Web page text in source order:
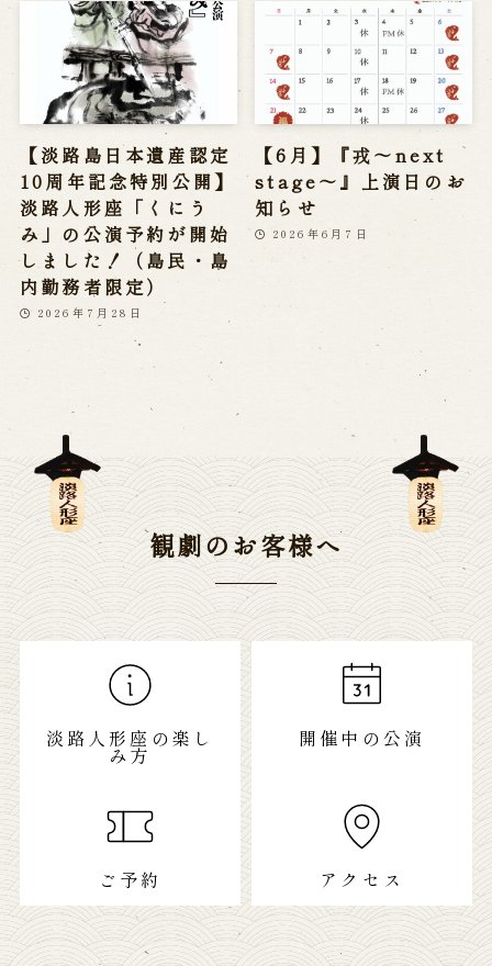
【淡路島日本遺産認定
10周年記念特別公開】
淡路人形座「くにう
み」の公演予約が開始
しました！（島民・島
内勤務者限定）
2026年7月28日
【6月】『戎～next
stage～』上演日のお
知らせ
2026年6月7日
観劇のお客様へ
淡路人形座の楽し
み方
開催中の公演
ご予約 アクセス